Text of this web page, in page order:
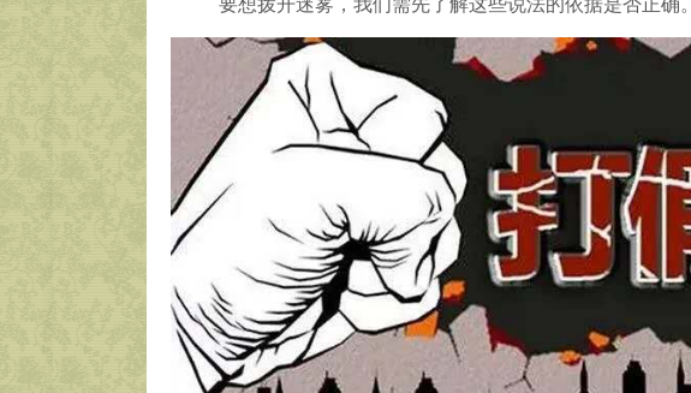
要想拨开迷雾，我们需先了解这些说法的依据是否正确。